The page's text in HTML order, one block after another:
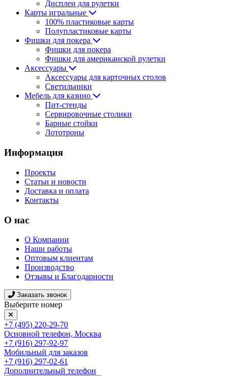
Дисплеи для рулетки
Карты игральные
100% пластиковые карты
Полупластиковые карты
Фишки для покера
Фишки для покера
Фишки для американской рулетки
Аксессуары
Аксессуары для карточных столов
Светильники
Мебель для казино
Пит-стенды
Сервировочные столики
Барные стойки
Лототроны
Информация
Проекты
Статьи и новости
Доставка и оплата
Контакты
О нас
О Компании
Наши работы
Оптовым клиентам
Производство
Отзывы и Благодарности
Заказать звонок
Выберите номер
+7 (495) 220-29-70
Основной телефон, Москва
+7 (916) 297-92-97
Мобильный для заказов
+7 (916) 297-02-61
Дополнительный телефон